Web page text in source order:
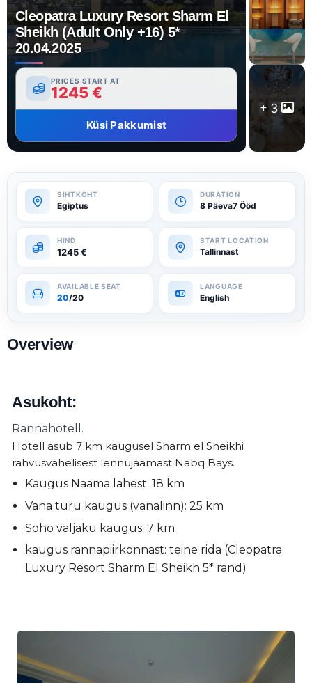
Cleopatra Luxury Resort Sharm El
Sheikh (Adult Only +16) 5*
20.04.2025
PRICES START AT
1245€
Küsi Pakkumist
3
Egiptus 8 Päeva7 Ööd
1245€ Tallinnast
20/20 English
Overview
Asukoht:
Rannahotell.
Hotell asub 7 km kaugusel Sharm el Sheikhi
rahvusvahelisest lennujaamast Nabq Bays.
Kaugus Naama lahest: 18 km
Vana turu kaugus (vanalinn): 25 km
Soho väljaku kaugus: 7 km
kaugus rannapiirkonnast: teine ​​rida (Cleopatra
Luxury Resort Sharm El Sheikh 5* rand)